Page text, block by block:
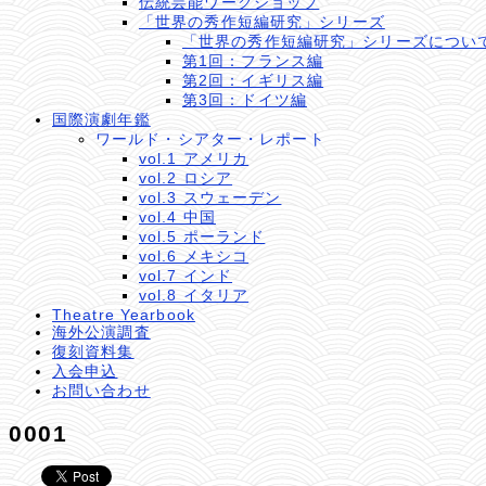
「世界の秀作短編研究」シリーズ
「世界の秀作短編研究」シリーズについ
第1回：フランス編
第2回：イギリス編
第3回：ドイツ編
国際演劇年鑑
ワールド・シアター・レポート
vol.1 アメリカ
vol.2 ロシア
vol.3 スウェーデン
vol.4 中国
vol.5 ポーランド
vol.6 メキシコ
vol.7 インド
vol.8 イタリア
Theatre Yearbook
海外公演調査
復刻資料集
入会申込
お問い合わせ
0001